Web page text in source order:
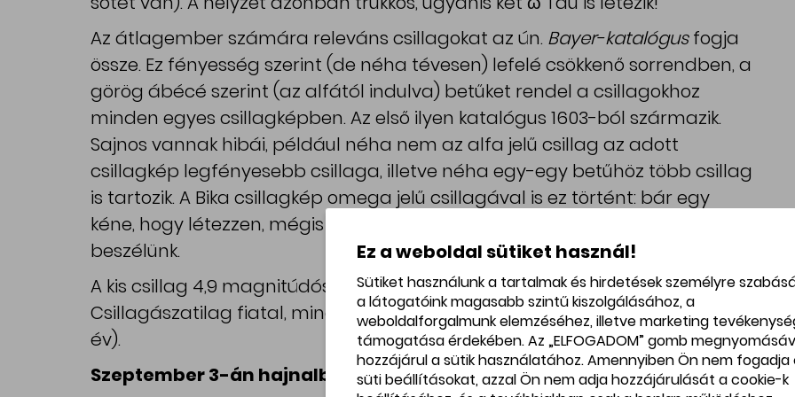
Az átlagember számára releváns csillagokat az ún. Bayer-katalógusfogja
össze. Ez fényesség szerint (de néha tévesen) lefelé csökkenő sorrendben, a
görög ábécé szerint (az alfától indulva) betűket rendel a csillagokhoz
minden egyes csillagképben. Az első ilyen katalógus 1603-ból származik.
Sajnos vannak hibái, például néha nem az alfa jelű csillag az adott
csillagkép legfényesebb csillaga, illetve néha egy-egy betűhöz több csillag
is tartozik. A Bika csillagkép omega jelű csillagával is ez történt: bár egy
kéne, hogy létezzen, mégis van ω1 és ω2. Jelen esetben ez utóbbiról
beszélünk.
A kis csillag 4,9 magnitúdós, 94 fényévre található a Földtől.
Csillagászatilag fiatal, mindössze 100 millió éves (Napunk életkora 5 milliárd
év).
Szeptember 3-án hajnalban a Mars a Hyadok mellé táncol
Ez a weboldal sütiket használ!
Sütiket használunk a tartalmak és hirdetések személyre
a látogatóink magasabb szintű kiszolgálásához, a
weboldalforgalmunk elemzéséhez, illetve marketing
támogatása érdekében. Az „ELFOGADOM” gomb
hozzájárul a sütik használatához. Amennyiben Ön nem fogadja
süti beállításokat, azzal Ön nem adja hozzájárulását a cookie-k